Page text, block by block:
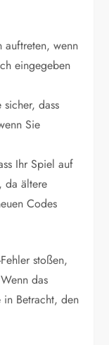
auftreten, wenn
eingegeben
dass
Sie
Ihr Spiel auf
da ältere
Codes
stoßen,
das
in Betracht, den